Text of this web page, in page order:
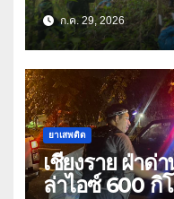
ก.ค. 29, 2026
ยาเสพติด
เชียงราย ฝ่าด่
ล่าไอซ์ 600 กิ